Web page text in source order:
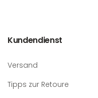
Kundendienst
Versand
Tipps zur Retoure